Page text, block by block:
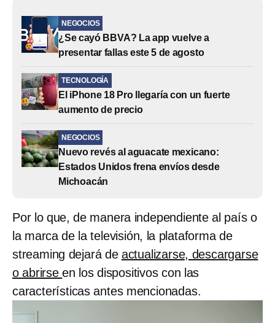
NEGOCIOS
¿Se cayó BBVA? La app vuelve a
presentar fallas este 5 de agosto
TECNOLOGÍA
El iPhone 18 Pro llegaría con un fuerte
aumento de precio
NEGOCIOS
Nuevo revés al aguacate mexicano:
Estados Unidos frena envíos desde
Michoacán
Por lo que, de manera independiente al país o
la marca de la televisión, la plataforma de
streaming dejará de actualizarse, descargarse
o abrirseen los dispositivos con las
características antes mencionadas.